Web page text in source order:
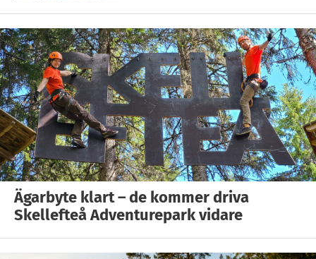
Ägarbyte klart – de kommer driva
Skellefteå Adventurepark vidare